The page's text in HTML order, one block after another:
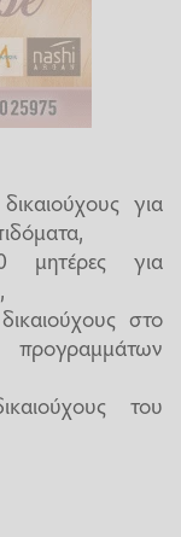
για
μητέρες για
στο
του